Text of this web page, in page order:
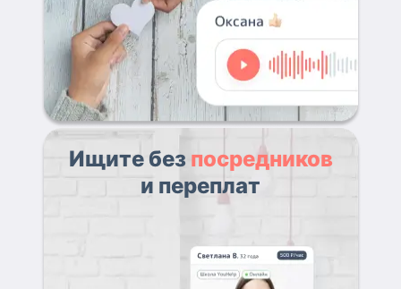
Ищите без посредников
и переплат